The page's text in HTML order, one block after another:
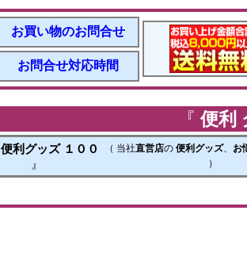
お買い物のお問合せ
お問合せ対応時間
『便利
便利グッズ １００
』
（ 当社直営店の 便利グッズ、 お
）